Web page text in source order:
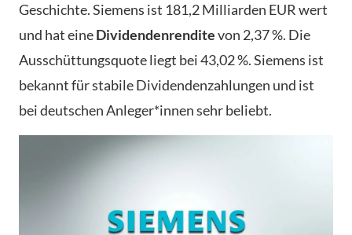
Geschichte. Siemens ist 181,2 Milliarden EUR wert
und hat eineDividendenrenditevon 2,37 %. Die
Ausschüttungsquote liegt bei 43,02 %. Siemens ist
bekannt für stabile Dividendenzahlungen und ist
bei deutschen Anleger*innen sehr beliebt.